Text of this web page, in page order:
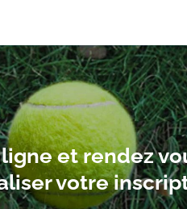
et rendez
votre